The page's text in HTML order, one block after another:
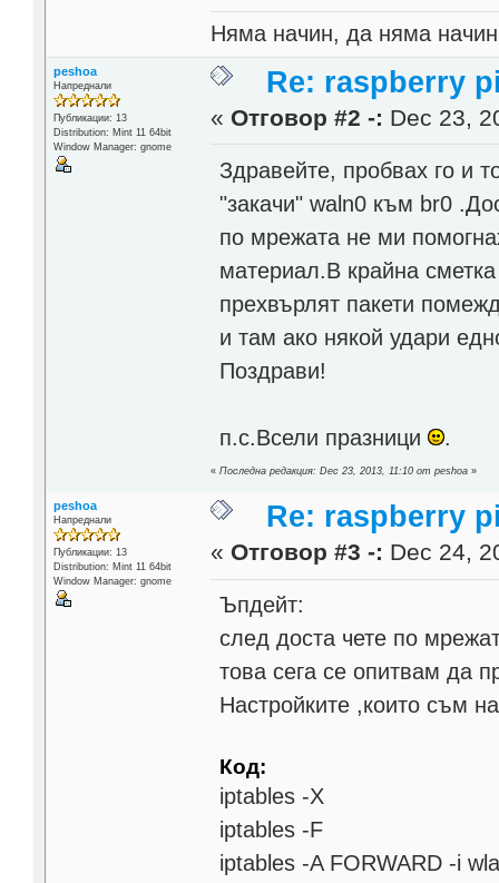
Няма начин, да няма
peshoa
Напреднали
Публикации: 13
Distribution: Мint 11 64bit
Window Manager: gnome
Re: raspberry
« Отговор #2 -: Dec 23,
Здравейте, пробвах го и
"закачи" waln0 към br0
по мрежата не ми
материал.В крайна
прехвърлят пакети
и там ако някой удари
Поздрави!
п.с.Всели празници .
«Последна редакция: Dec 23, 2013, 11:10 от peshoa »
peshoa
Напреднали
Публикации: 13
Distribution: Мint 11 64bit
Window Manager: gnome
Re: raspberry
« Отговор #3 -: Dec 24,
Ъпдейт:
след доста чете по
това сега се опитвам да
Настройките ,които съм
Код:
iptables -X
iptables -F
iptables -A FORWARD -i